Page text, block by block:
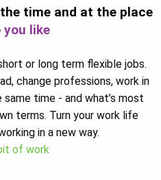
time and at the place
you like
or long term flexible jobs.
change professions, work in
time - and what’s most
terms. Turn your work life
in a new way.
of work